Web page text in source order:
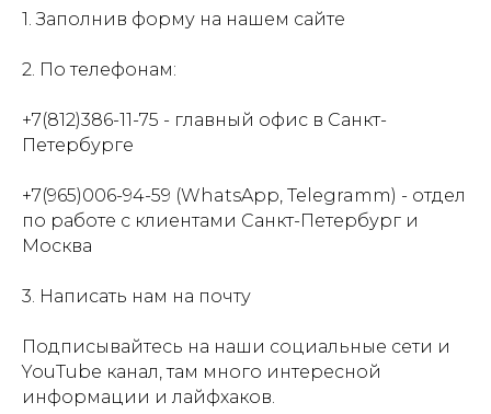
1. Заполнив форму на нашем сайте
2. По телефонам:
+7(812)386-11-75 - главный офис в Санкт-
Петербурге
+7(965)006-94-59 (WhatsApp, Telegramm) - отдел
по работе с клиентами Санкт-Петербург и
Москва
3. Написать нам на почту
Подписывайтесь на наши социальные сети и
YouTube канал, там много интересной
информации и лайфхаков.